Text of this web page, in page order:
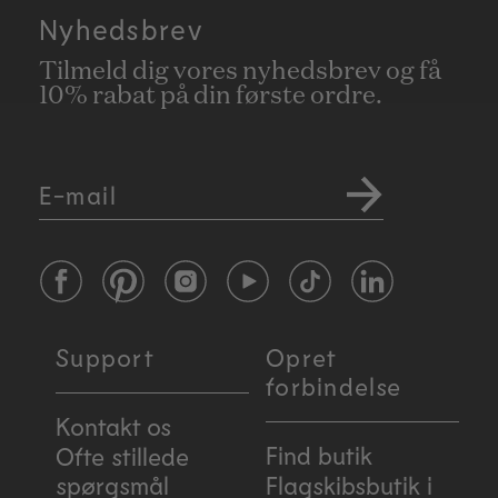
Nyhedsbrev
Tilmeld dig vores nyhedsbrev og få
10% rabat på din første ordre.
E-mail
FacebookPinterestInstagramYouTubeTikTokLinkedIn
Support
Kontakt os
Ofte stillede
spørgsmål
Opret
forbindelse
Find butik
Flagskibsbutik i